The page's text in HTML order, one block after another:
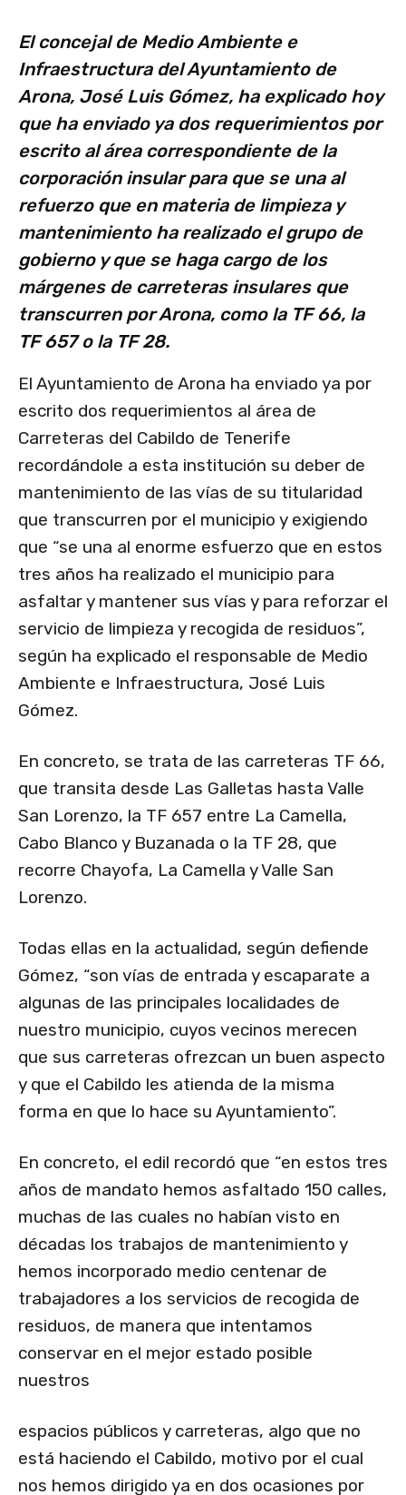
El concejal de Medio Ambiente e
Infraestructura del Ayuntamiento de
Arona, José Luis Gómez, ha explicado hoy
que ha enviado ya dos requerimientos por
escrito al área correspondiente de la
corporación insular para que se una al
refuerzo que en materia de limpieza y
mantenimiento ha realizado el grupo de
gobierno y que se haga cargo de los
márgenes de carreteras insulares que
transcurren por Arona, como la TF 66, la
TF 657 o la TF 28.
El Ayuntamiento de Arona ha enviado ya por
escrito dos requerimientos al área de
Carreteras del Cabildo de Tenerife
recordándole a esta institución su deber de
mantenimiento de las vías de su titularidad
que transcurren por el municipio y exigiendo
que “se una al enorme esfuerzo que en estos
tres años ha realizado el municipio para
asfaltar y mantener sus vías y para reforzar el
servicio de limpieza y recogida de residuos”,
según ha explicado el responsable de Medio
Ambiente e Infraestructura, José Luis
Gómez.
En concreto, se trata de las carreteras TF 66,
que transita desde Las Galletas hasta Valle
San Lorenzo, la TF 657 entre La Camella,
Cabo Blanco y Buzanada o la TF 28, que
recorre Chayofa, La Camella y Valle San
Lorenzo.
Todas ellas en la actualidad, según defiende
Gómez, “son vías de entrada y escaparate a
algunas de las principales localidades de
nuestro municipio, cuyos vecinos merecen
que sus carreteras ofrezcan un buen aspecto
y que el Cabildo les atienda de la misma
forma en que lo hace su Ayuntamiento”.
En concreto, el edil recordó que “en estos tres
años de mandato hemos asfaltado 150 calles,
muchas de las cuales no habían visto en
décadas los trabajos de mantenimiento y
hemos incorporado medio centenar de
trabajadores a los servicios de recogida de
residuos, de manera que intentamos
conservar en el mejor estado posible
nuestros
espacios públicos y carreteras, algo que no
está haciendo el Cabildo, motivo por el cual
nos hemos dirigido ya en dos ocasiones por